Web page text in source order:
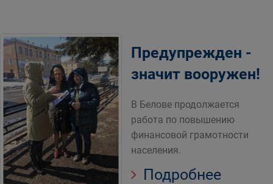
Предупрежден -
значит вооружен!
В Белове продолжается
работа по повышению
финансовой грамотности
населения.
Подробнее